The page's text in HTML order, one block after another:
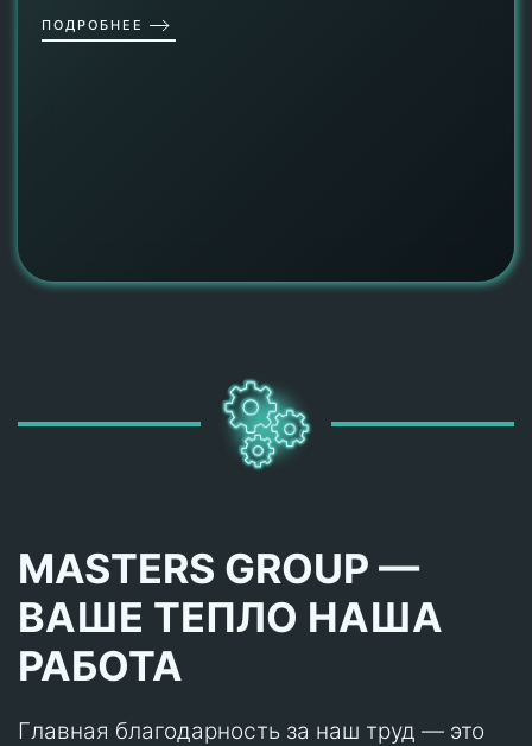
ПОДРОБНЕЕ
MASTERS GROUP —
ВАШЕ ТЕПЛО НАША
РАБОТА
Главная благодарность за наш труд — это